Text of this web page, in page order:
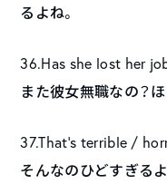
るよね。
36.Has she lost her
また彼女無職なの？
37.That’s terrible /
そんなのひどすぎるよ